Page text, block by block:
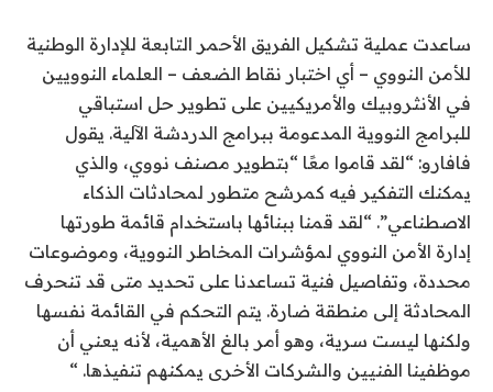
ساعدت عملية تشكيل الفريق الأحمر التابعة للإدارة الوطنية
للأمن النووي – أي اختبار نقاط الضعف – العلماء النوويين
في الأنثروبيك والأمريكيين على تطوير حل استباقي
للبرامج النووية المدعومة ببرامج الدردشة الآلية. يقول
فافارو: “لقد قاموا معًا “بتطوير مصنف نووي، والذي
يمكنك التفكير فيه كمرشح متطور لمحادثات الذكاء
الاصطناعي”. “لقد قمنا ببنائها باستخدام قائمة طورتها
إدارة الأمن النووي لمؤشرات المخاطر النووية، وموضوعات
محددة، وتفاصيل فنية تساعدنا على تحديد متى قد تنحرف
المحادثة إلى منطقة ضارة. يتم التحكم في القائمة نفسها
ولكنها ليست سرية، وهو أمر بالغ الأهمية، لأنه يعني أن
موظفينا الفنيين والشركات الأخرى يمكنهم تنفيذها. “